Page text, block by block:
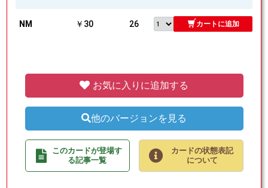
NM ￥30 26 カートに追加
お気に入りに追加する
他のバージョンを見る
このカードが登場す
る記事一覧
カードの状態表記
について